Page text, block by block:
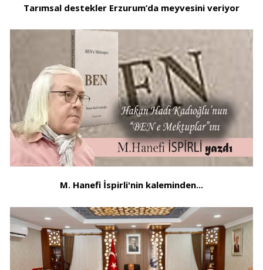
Tarımsal destekler Erzurum’da meyvesini veriyor
M. Hanefi İspirli'nin kaleminden...